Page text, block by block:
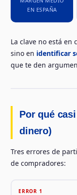
EN ESPAÑA
La clave no está en
sino en identificar
que te den
Por qué
dinero)
Tres errores de
de compradores:
ERROR 1